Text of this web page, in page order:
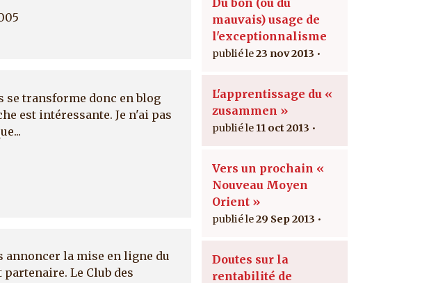
se transforme donc en blog
est intéressante. Je n'ai pas
annoncer la mise en ligne du
Le Club des
mauvais) usage de
l'exceptionnalisme
23 nov 2013
L'apprentissage du «
zusammen »
11 oct 2013
Vers un prochain «
Nouveau Moyen
Orient »
29 Sep 2013
Doutes sur la
rentabilité de